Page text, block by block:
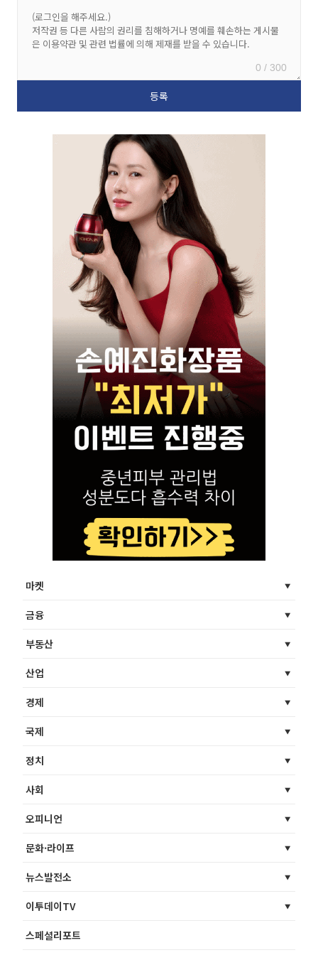
0 / 300
마켓
금융
부동산
산업
경제
국제
정치
사회
오피니언
문화·라이프
뉴스발전소
이투데이TV
스페셜리포트